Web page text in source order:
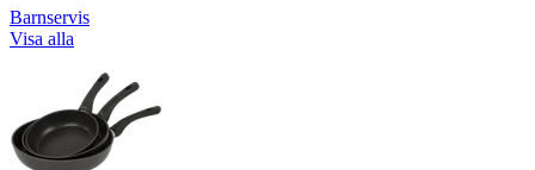
Barnservis
Visa alla